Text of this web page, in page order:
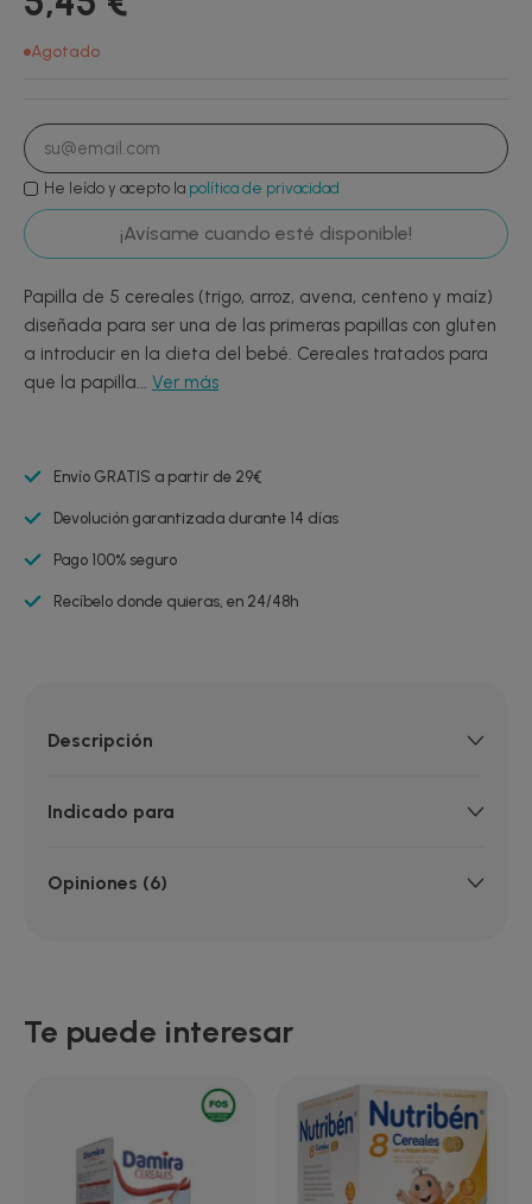
Agotado
He leído y acepto la política de privacidad
¡Avísame cuando esté disponible!
Papilla de 5 cereales (trigo, arroz, avena, centeno y maíz)
diseñada para ser una de las primeras papillas con gluten
a introducir en la dieta del bebé. Cereales tratados para
que la papilla... Ver más
Envío GRATIS a partir de 29€
Devolución garantizada durante 14 días
Pago 100% seguro
Recíbelo donde quieras, en 24/48h
Descripción
Indicado para
Opiniones (6)
Te puede interesar